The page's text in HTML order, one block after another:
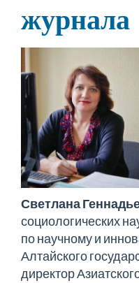
журнала
Светлана
социологических
по научному и
Алтайского
директор